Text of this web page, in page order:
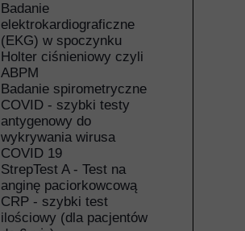
Badanie
elektrokardiograficzne
(EKG) w spoczynku
Holter ciśnieniowy czyli
ABPM
Badanie spirometryczne
COVID - szybki testy
antygenowy do
wykrywania wirusa
COVID 19
StrepTest A - Test na
anginę paciorkowcową
CRP - szybki test
ilościowy (dla pacjentów